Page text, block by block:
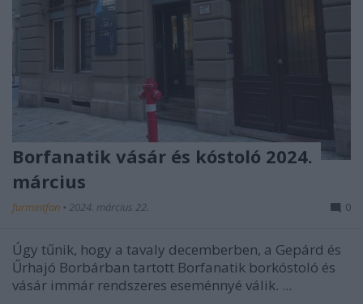
Borfanatik vásár és kóstoló 2024.
március
furmintfan • 2024. március 22. 0
Úgy tűnik, hogy a tavaly decemberben, a Gepárd és
Űrhajó Borbárban tartott Borfanatik borkóstoló és
vásár immár rendszeres eseménnyé válik. ...